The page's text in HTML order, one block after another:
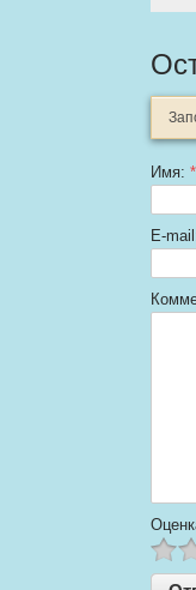
Имя: *
E-